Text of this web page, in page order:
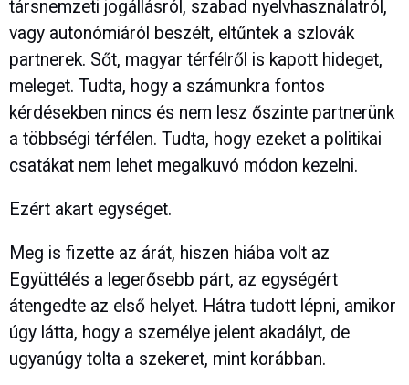
társnemzeti jogállásról, szabad nyelvhasználatról,
vagy autonómiáról beszélt, eltűntek a szlovák
partnerek. Sőt, magyar térfélről is kapott hideget,
meleget. Tudta, hogy a számunkra fontos
kérdésekben nincs és nem lesz őszinte partnerünk
a többségi térfélen. Tudta, hogy ezeket a politikai
csatákat nem lehet megalkuvó módon kezelni.
Ezért akart egységet.
Meg is fizette az árát, hiszen hiába volt az
Együttélés a legerősebb párt, az egységért
átengedte az első helyet. Hátra tudott lépni, amikor
úgy látta, hogy a személye jelent akadályt, de
ugyanúgy tolta a szekeret, mint korábban.